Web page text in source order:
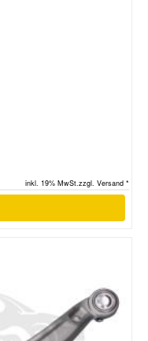
inkl. 19% MwSt.zzgl. Versand *